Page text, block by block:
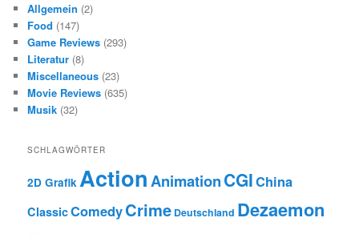
Allgemein (2)
Food (147)
Game Reviews (293)
Literatur (8)
Miscellaneous (23)
Movie Reviews (635)
Musik (32)
SCHLAGWÖRTER
2D Grafik ActionAnimationCGIChina
ClassicComedyCrime Deutschland Dezaemon